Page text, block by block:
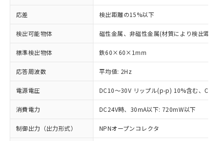
応差 検出距離の15%以下
検出可能物体 磁性金属、非磁性金属(材質により検出距
標準検出物体 鉄60×60×1mm
応答周波数 平均値: 2Hz
電源電圧 DC10～30V リップル(p-p) 10%含む、
消費電力 DC24V時、30mA以下: 720mW以下
制御出力（出力形式） NPNオープンコレクタ